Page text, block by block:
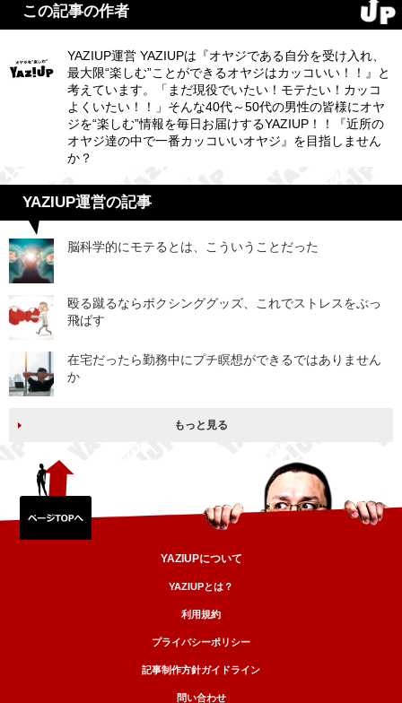
この記事の作者
YAZIUP運営 YAZIUPは『オヤジである自分を受け入れ、
最大限“楽しむ”ことができるオヤジはカッコいい！！』と
考えています。「まだ現役でいたい！モテたい！カッコ
よくいたい！！」そんな40代～50代の男性の皆様にオヤ
ジを“楽しむ”情報を毎日お届けするYAZIUP！！『近所の
オヤジ達の中で一番カッコいいオヤジ』を目指しません
か？
YAZIUP運営の記事
脳科学的にモテるとは、こういうことだった
殴る蹴るならボクシンググッズ、これでストレスをぶっ
飛ばす
在宅だったら勤務中にプチ瞑想ができるではありません
か
もっと見る
YAZIUPについて
YAZIUPとは？
利用規約
プライバシーポリシー
記事制作方針ガイドライン
問い合わせ